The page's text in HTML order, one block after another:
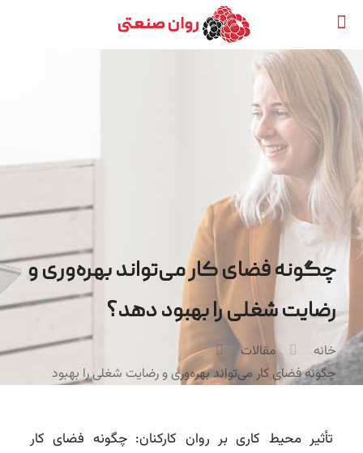
چگونه فضای کار می‌تواند بهره‌وری و
رضایت شغلی را بهبود دهد؟
خانه
مقالات
چگونه فضای کار می‌تواند بهره‌وری و رضایت شغلی را بهبود
تأثیر محیط کاری بر روان کارکنان: چگونه فضای کار